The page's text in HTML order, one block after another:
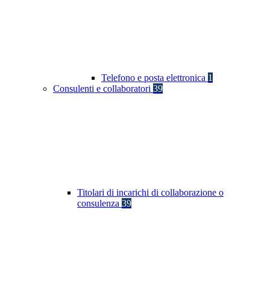
Telefono e posta elettronica 1
Consulenti e collaboratori 39
Titolari di incarichi di collaborazione o
consulenza 39